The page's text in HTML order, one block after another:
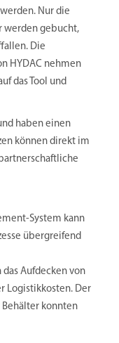
Nur die
werden gebucht,
Die
HYDAC nehmen
das Tool und
haben einen
können direkt im
System kann
übergreifend
Aufdecken von
Logistikkosten. Der
Behälter konnten